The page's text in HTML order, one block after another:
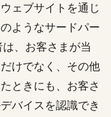
ェブサイトを通じ
ようなサードパー
、お客さまが当
けでなく、その他
ときにも、お客さ
バイスを認識でき